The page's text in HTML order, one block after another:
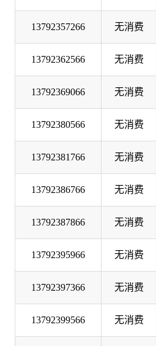
13792357266 无消费
13792362566 无消费
13792369066 无消费
13792380566 无消费
13792381766 无消费
13792386766 无消费
13792387866 无消费
13792395966 无消费
13792397366 无消费
13792399566 无消费